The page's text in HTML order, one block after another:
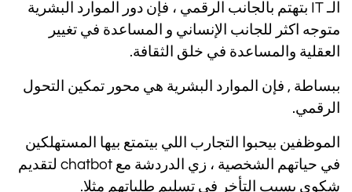
الـ IT بتهتم بالجانب الرقمي ، فإن دور الموارد البشرية
متوجه اكثر للجانب الإنساني و المساعدة في تغيير
العقلية والمساعدة في خلق الثقافة.
ببساطة , فإن الموارد البشرية هي محور تمكين التحول
الرقمي.
الموظفين بيحبوا التجارب اللي بيتمتع بيها المستهلكين
في حياتهم الشخصية ، زي الدردشة مع chatbot لتقديم
شكوى بسبب التأخر في تسليم طلباتهم مثلا.